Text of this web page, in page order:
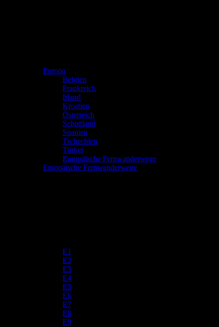
Europa
Belgien
Frankreich
Irland
Kroatien
Österreich
Schottland
Spanien
Tschechien
Türkei
Europäische Fernwanderwege
Europäische Fernwanderwege
E1
E2
E3
E4
E5
E6
E7
E8
E9